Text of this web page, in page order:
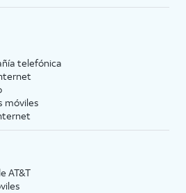
telefónica
móviles
AT&T